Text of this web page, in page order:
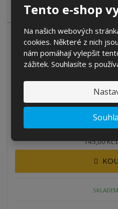
Tento e-shop
Na našich webových
cookies. Některé z nich
nám pomáhají vylepšit
zážitek. Souhlasíte s
zároveň nejp...
Kód produktu:
145,00 Kč